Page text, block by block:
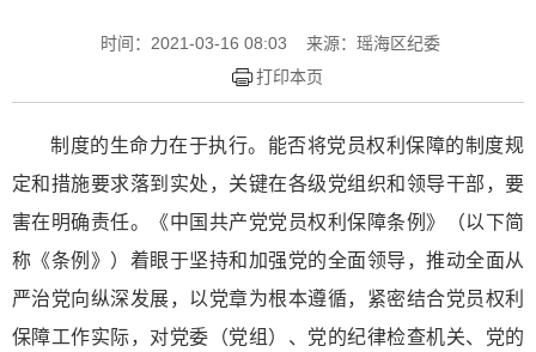
时间：2021-03-16 08:03
来源：瑶海区纪委
打印本页
制度的生命力在于执行。能否将党员权利保障的制度规
定和措施要求落到实处，关键在各级党组织和领导干部，要
害在明确责任。《中国共产党党员权利保障条例》（以下简
称《条例》）着眼于坚持和加强党的全面领导，推动全面从
严治党向纵深发展，以党章为根本遵循，紧密结合党员权利
保障工作实际，对党委（党组）、党的纪律检查机关、党的